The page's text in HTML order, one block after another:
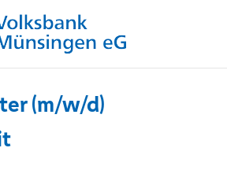
(m/w/d)